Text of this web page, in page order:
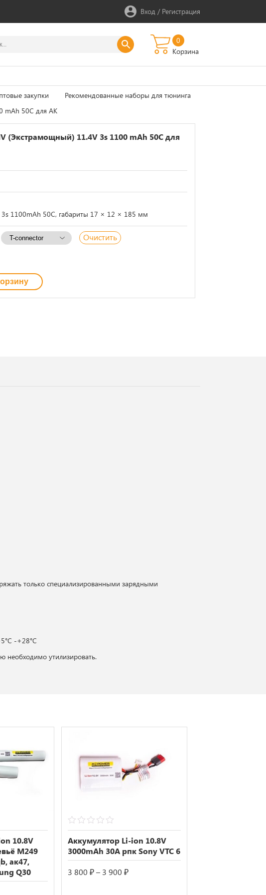
Вход / Регистрация
0
Корзина
закупки
Рекомендованные наборы для тюнинга
mAh 50С для АК
(Экстрамощный) 11.4V 3s 1100 mAh 50С для
3s 1100mAh 50С, габариты 17 × 12 × 185 мм
Очистить
только специализированными зарядными
-+28°С
необходимо утилизировать.
10.8V
M249
ак47,
Q30
0
out
of
5
Аккумулятор Li-ion 10.8V
3000mAh 30А рпк Sony VTC 6
3 800 ₽– 3 900 ₽Диапазон